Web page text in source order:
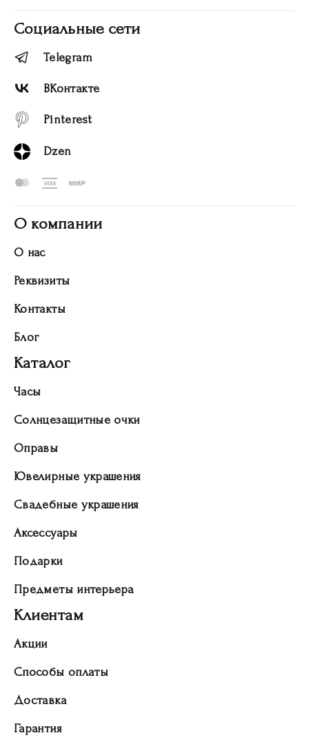
Социальные сети
Telegram
ВКонтакте
Pinterest
Dzen
О компании
О нас
Реквизиты
Контакты
Блог
Каталог
Часы
Солнцезащитные очки
Оправы
Ювелирные украшения
Свадебные украшения
Аксессуары
Подарки
Предметы интерьера
Клиентам
Акции
Способы оплаты
Доставка
Гарантия